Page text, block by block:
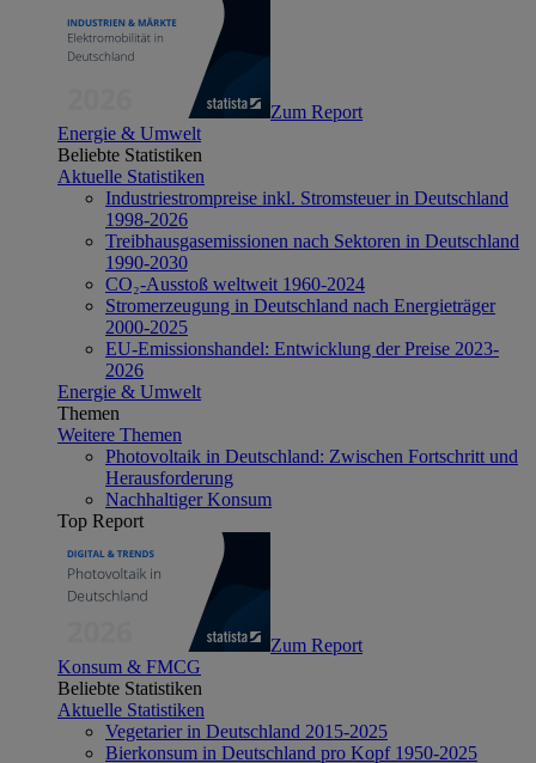
Zum Report
Energie & Umwelt
Beliebte Statistiken
Aktuelle Statistiken
Industriestrompreise inkl. Stromsteuer in Deutschland
1998-2026
Treibhausgasemissionen nach Sektoren in Deutschland
1990-2030
CO₂-Ausstoß weltweit 1960-2024
Stromerzeugung in Deutschland nach Energieträger
2000-2025
EU-Emissionshandel: Entwicklung der Preise 2023-
2026
Energie & Umwelt
Themen
Weitere Themen
Photovoltaik in Deutschland: Zwischen Fortschritt und
Herausforderung
Nachhaltiger Konsum
Top Report
Zum Report
Konsum & FMCG
Beliebte Statistiken
Aktuelle Statistiken
Vegetarier in Deutschland 2015-2025
Bierkonsum in Deutschland pro Kopf 1950-2025